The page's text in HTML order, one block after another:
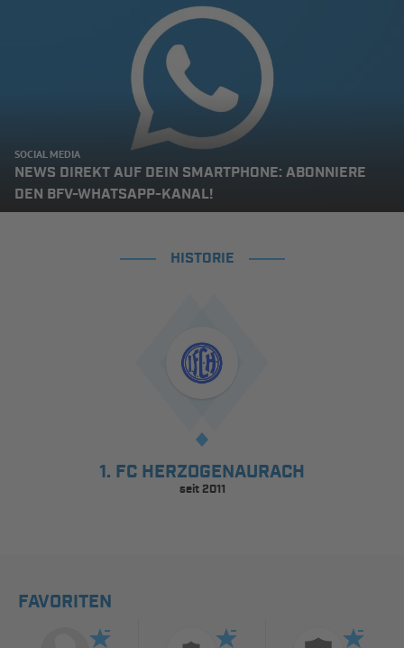
SOCIAL MEDIA
NEWS DIREKT AUF DEIN SMARTPHONE: ABONNIERE
DEN BFV-WHATSAPP-KANAL!
HISTORIE
1. FC HERZOGENAURACH
seit 2011
FAVORITEN